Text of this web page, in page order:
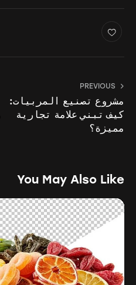
PREVIOUS
مشروع تصنيع المربيات:
كيف تبني علامة تجارية
مميزة؟
You May Also Like